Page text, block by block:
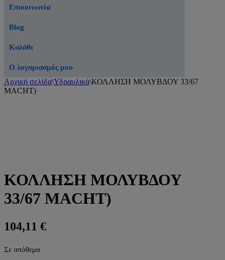
Επικοινωνία
Blog
Καλάθι
Ο λογαριασμός μου
Αρχική σελίδα\Υδραυλικά\ΚΟΛΛΗΣΗ ΜΟΛΥΒΔΟΥ 33/67
MACHT)
ΚΟΛΛΗΣΗ ΜΟΛΥΒΔΟΥ
33/67 MACHT)
104,11 €
Σε απόθεμα